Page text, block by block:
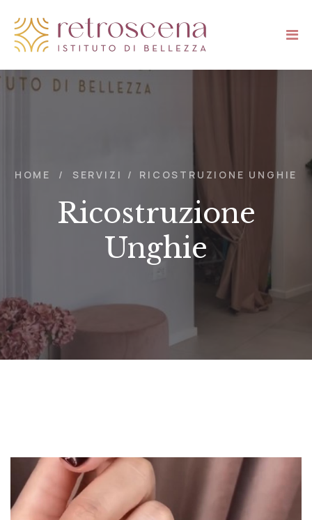
HOME / SERVIZI / RICOSTRUZIONE UNGHIE
Ricostruzione
Unghie